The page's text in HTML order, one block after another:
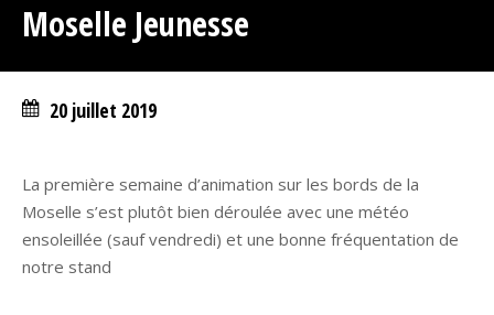
Moselle Jeunesse
20 juillet 2019
La première semaine d’animation sur les bords de la
Moselle s’est plutôt bien déroulée avec une météo
ensoleillée (sauf vendredi) et une bonne fréquentation de
notre stand